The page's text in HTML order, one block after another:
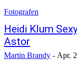
Fotografen
Heidi Klum
Astor
Martin Brandy - Apr.